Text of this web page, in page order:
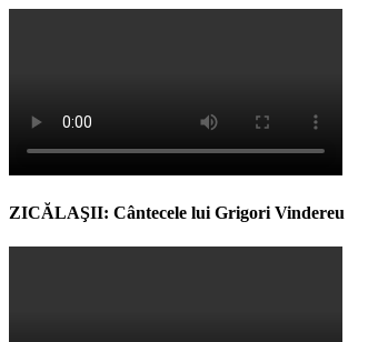
ZICĂLAŞII: Cântecele lui Grigori Vindereu